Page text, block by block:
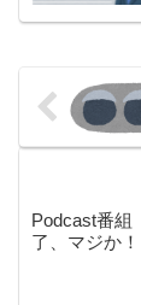
Podcast番組
了、マジか！